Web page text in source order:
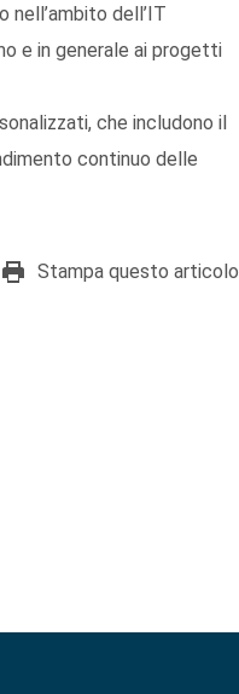
dell’IT
e in generale ai progetti
che includono il
continuo delle
Stampa questo articolo